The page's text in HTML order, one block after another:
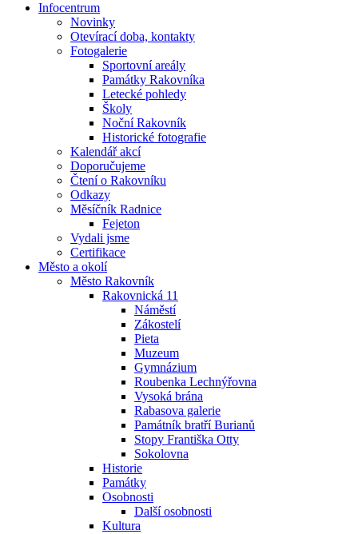
Infocentrum
Novinky
Otevírací doba, kontakty
Fotogalerie
Sportovní areály
Památky Rakovníka
Letecké pohledy
Školy
Noční Rakovník
Historické fotografie
Kalendář akcí
Doporučujeme
Čtení o Rakovníku
Odkazy
Měsíčník Radnice
Fejeton
Vydali jsme
Certifikace
Město a okolí
Město Rakovník
Rakovnická 11
Náměstí
Zákostelí
Pieta
Muzeum
Gymnázium
Roubenka Lechnýřovna
Vysoká brána
Rabasova galerie
Památník bratří Burianů
Stopy Františka Otty
Sokolovna
Historie
Památky
Osobnosti
Další osobnosti
Kultura